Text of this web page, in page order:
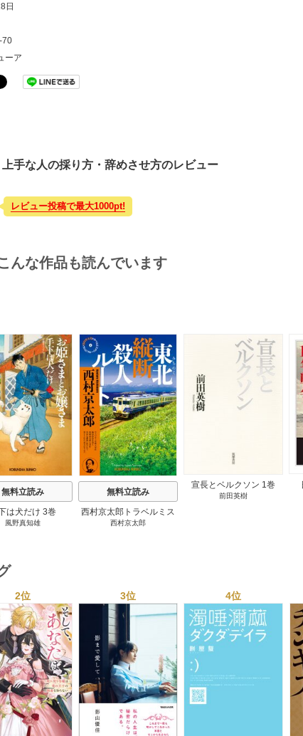
日
70
ーア
手な人の採り方・辞めさせ方のレビュー
レビュー投稿で最大1000pt!
んな作品も読んでいます
無料立読み
は犬だけ 3巻
風野真知雄
無料立読み
西村京太郎トラベルミス
テリー・セレクション 2
西村京太郎
宣長とベルクソン 1巻
前田英樹
2位 3位 4位